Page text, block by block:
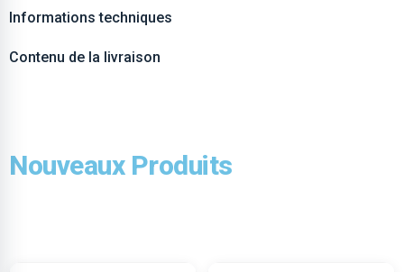
Informations techniques
Contenu de la livraison
Nouveaux Produits